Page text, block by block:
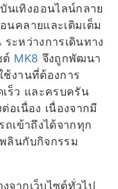
เทิงออนไลน์กลาย
นคลายและเติมเต็ม
ระหว่างการเดินทาง
ต์ MK8 จึงถูกพัฒนา
งานที่ต้องการ
ร็ว และครบครัน
อเนื่อง เนื่องจากมี
เข้าถึงได้จากทุก
ลินกับกิจกรรม
จากเว็บไซต์ทั่วไป